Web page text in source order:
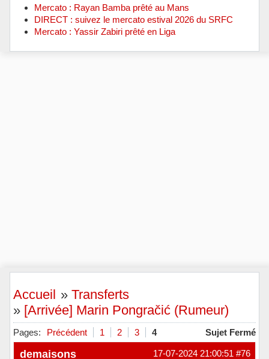
Mercato : Rayan Bamba prêté au Mans
DIRECT : suivez le mercato estival 2026 du SRFC
Mercato : Yassir Zabiri prêté en Liga
Accueil »Transferts
» [Arrivée] Marin Pongračić (Rumeur)
Pages: Précédent 1 2 3 4 Sujet Fermé
#76
17-07-2024 21:00:51
demaisons